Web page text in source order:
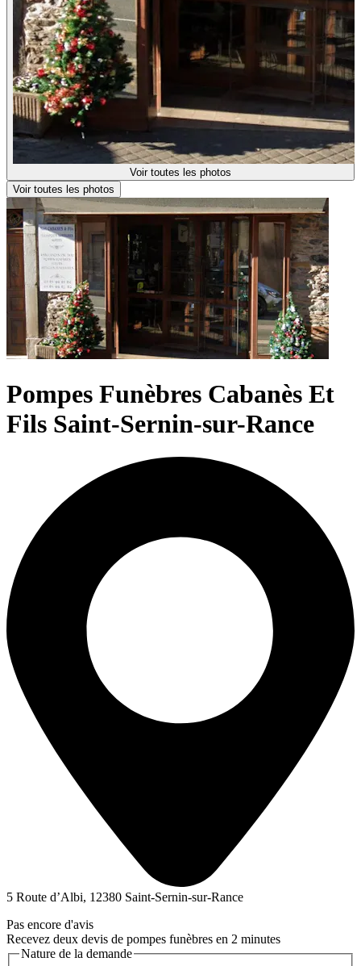
Voir toutes les photos
Voir toutes les photos
Pompes Funèbres Cabanès Et
Fils Saint-Sernin-sur-Rance
5 Route d’Albi, 12380 Saint-Sernin-sur-Rance
Pas encore d'avis
Recevez deux devis de pompes funèbres en 2 minutes
Nature de la demande